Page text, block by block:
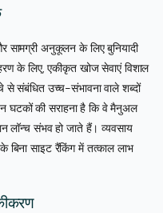
अनुकूलन के लिए बुनियादी
के लिए, एकीकृत खोज सेवाएं विशाल
से संबंधित उच्च-संभावना वाले शब्दों
घटकों की सराहना है कि वे मैनुअल
संभव हो जाते हैं। व्यवसाय
बिना साइट रैंकिंग में तत्काल लाभ